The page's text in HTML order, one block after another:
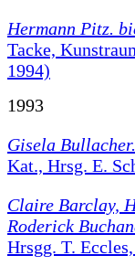
Hermann Pitz.
Tacke,
1994)
1993
Gisela
Kat., Hrsg. E.
Claire Barclay,
Roderick
Hrsgg. T.